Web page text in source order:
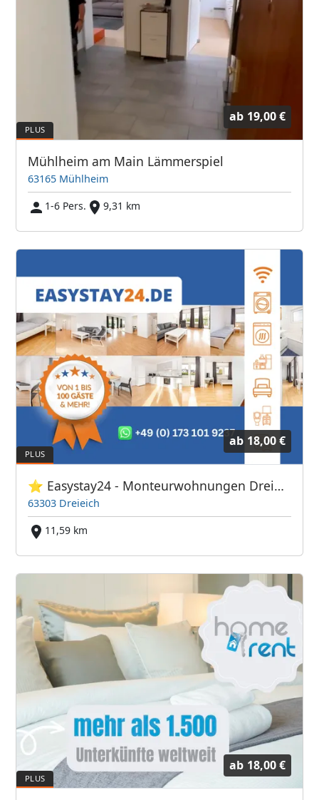
ab 19,00 €
Mühlheim am Main Lämmerspiel
63165 Mühlheim
1-6 Pers.
9,31 km
ab 18,00 €
⭐ Easystay24 - Monteurwohnungen Dreieich
63303 Dreieich
11,59 km
ab 18,00 €